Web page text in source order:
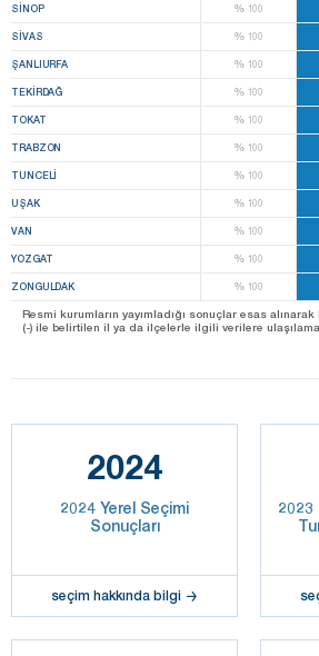
SINOP %100
SIVAS %100
ŞANLIURFA %100
TEKIRDAĞ %100
TOKAT %100
TRABZON %100
TUNCELI %100
UŞAK %100
VAN %100
YOZGAT %100
ZONGULDAK %100
Resmi kurumların yayımladığı sonuçlar esas
(-) ile belirtilen il ya da ilçelerle ilgili verilere
2024
2024 Yerel Seçimi
Sonuçları
seçim hakkında bilgi
2023